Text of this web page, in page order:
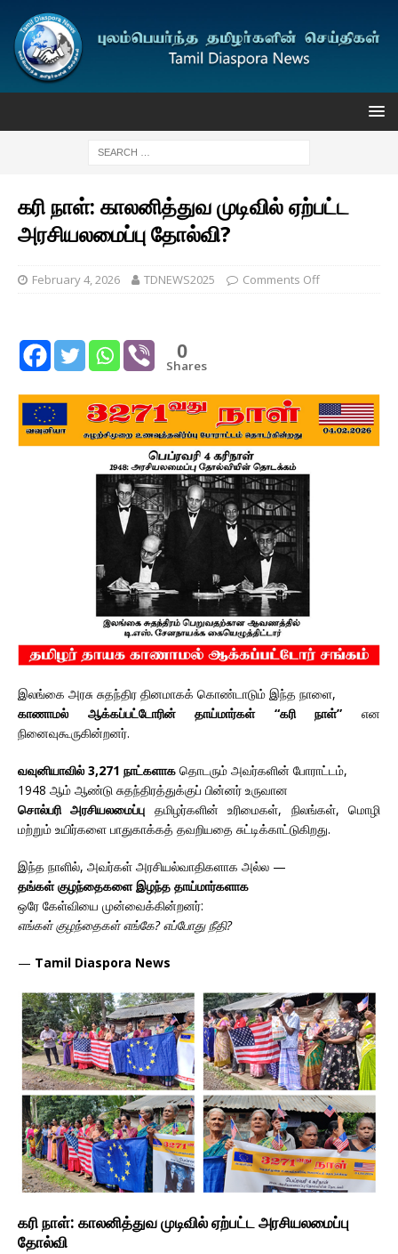
கரி நாள்: காலனித்துவ முடிவில் ஏற்பட்ட
அரசியலமைப்பு தோல்வி?
February 4, 2026 TDNEWS2025 Comments Off
0
Shares
இலங்கை அரசு சுதந்திர தினமாகக் கொண்டாடும் இந்த நாளை,
காணாமல் ஆக்கப்பட்டோரின் தாய்மார்கள் “கரி நாள்” என
நினைவுகூருகின்றனர்.
வவுனியாவில் 3,271 நாட்களாக தொடரும் அவர்களின் போராட்டம்,
1948 ஆம் ஆண்டு சுதந்திரத்துக்குப் பின்னர் உருவான
சொல்பரி அரசியலமைப்பு தமிழர்களின் உரிமைகள், நிலங்கள், மொழி
மற்றும் உயிர்களை பாதுகாக்கத் தவறியதை சுட்டிக்காட்டுகிறது.
இந்த நாளில், அவர்கள் அரசியல்வாதிகளாக அல்ல —
தங்கள் குழந்தைகளை இழந்த தாய்மார்களாக
ஒரே கேள்வியை முன்வைக்கின்றனர்:
எங்கள் குழந்தைகள் எங்கே? எப்போது நீதி?
— Tamil Diaspora News
கரி நாள்: காலனித்துவ முடிவில் ஏற்பட்ட அரசியலமைப்பு
தோல்வி